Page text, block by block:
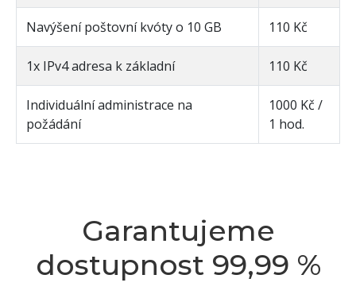
Navýšení poštovní kvóty o 10 GB 110 Kč
1x IPv4 adresa k základní 110 Kč
Individuální administrace na
požádání
1000 Kč /
1 hod.
Garantujeme
dostupnost 99,99 %